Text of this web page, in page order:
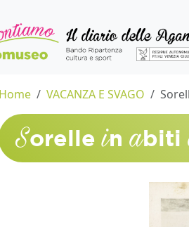
Home VACANZA E SVAGO
Sorelleinabiti